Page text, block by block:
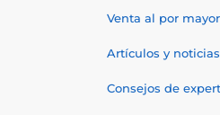
Venta al por mayor
Artículos y noticias
Consejos de